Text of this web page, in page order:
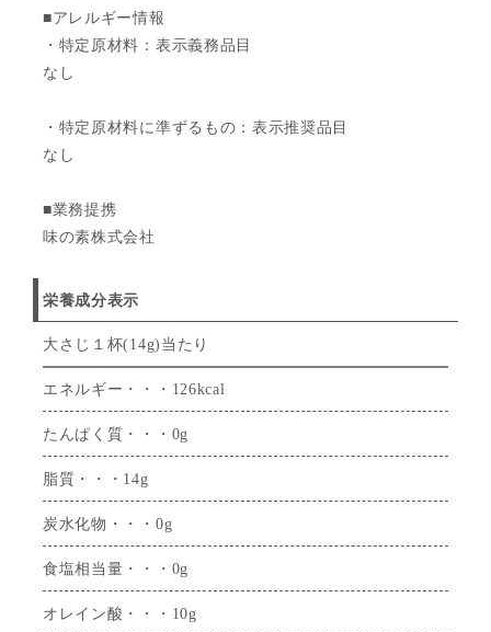
■アレルギー情報
・特定原材料：表示義務品目
なし
・特定原材料に準ずるもの：表示推奨品目
なし
■業務提携
味の素株式会社
栄養成分表示
大さじ１杯(14g)当たり
エネルギー・・・126kcal
たんぱく質・・・0g
脂質・・・14g
炭水化物・・・0g
食塩相当量・・・0g
オレイン酸・・・10g